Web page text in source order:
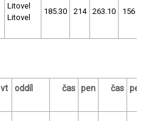
Litovel
Litovel
185.30 214 263.10 156
vt oddíl čas pen čas pen